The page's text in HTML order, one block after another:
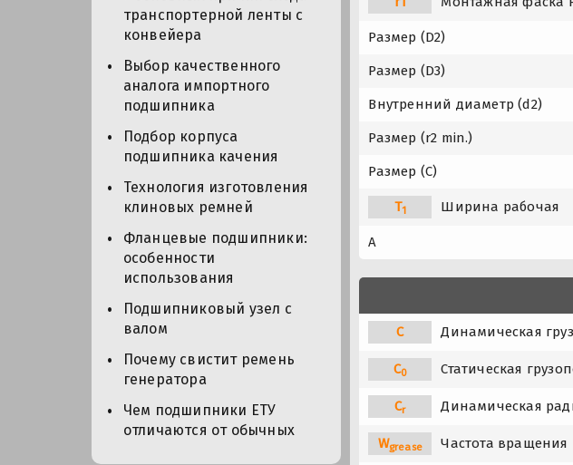
транспортерной ленты с
конвейера
Выбор качественного
аналога импортного
подшипника
Подбор корпуса
подшипника качения
Технология изготовления
клиновых ремней
Фланцевые подшипники:
особенности
использования
Подшипниковый узел с
валом
Почему свистит ремень
генератора
Чем подшипники ЕТУ
отличаются от обычных
Размер (D2)
Размер (D3)
Внутренний диаметр (d2)
Размер (r2 min.)
Размер (C)
T1 Ширина рабочая
A
C Динамическая
C0 Статическая
Cr Динамическая
Wgrease Частота